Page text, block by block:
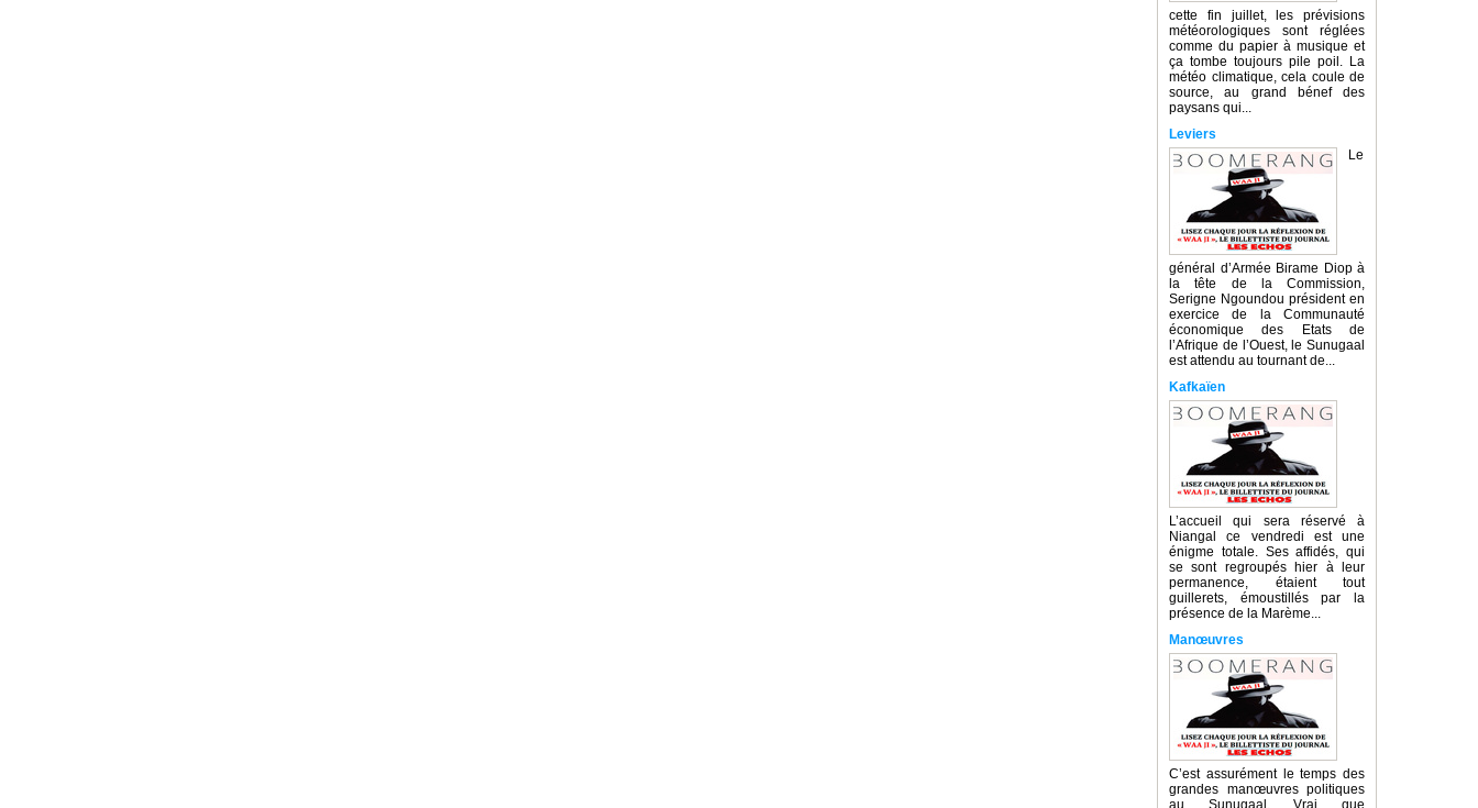
cette fin juillet, les prévisions
météorologiques sont réglées
comme du papier à musique et
ça tombe toujours pile poil. La
météo climatique, cela coule de
source, au grand bénef des
paysans qui...
Leviers
Le
général d’Armée Birame Diop à
la tête de la Commission,
Serigne Ngoundou président en
exercice de la Communauté
économique des Etats de
l’Afrique de l’Ouest, le Sunugaal
est attendu au tournant de...
Kafkaïen
L’accueil qui sera réservé à
Niangal ce vendredi est une
énigme totale. Ses affidés, qui
se sont regroupés hier à leur
permanence, étaient tout
guillerets, émoustillés par la
présence de la Marème...
Manœuvres
C’est assurément le temps des
grandes manœuvres politiques